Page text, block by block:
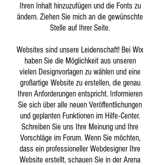
Ihren Inhalt hinzuzufügen und die Fonts zu
ändern. Ziehen Sie mich an die gewünschte
Stelle auf Ihrer Seite.
Websites sind unsere Leidenschaft! Bei Wix
haben Sie die Möglichkeit aus unseren
vielen Designvorlagen zu wählen und eine
großartige Website zu erstellen, die genau
Ihren Anforderungen entspricht. Informieren
Sie sich über alle neuen Veröffentlichungen
und geplanten Funktionen im Hilfe-Center.
Schreiben Sie uns Ihre Meinung und Ihre
Vorschläge im Forum. Wenn Sie möchten,
dass ein professioneller Webdesigner Ihre
Website erstellt, schauen Sie in der Arena